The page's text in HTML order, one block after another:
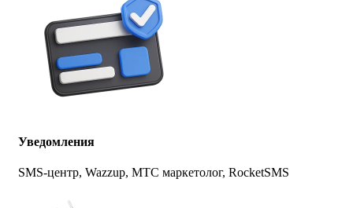
Уведомления
SMS-центр, Wazzup, МТС маркетолог, RocketSMS